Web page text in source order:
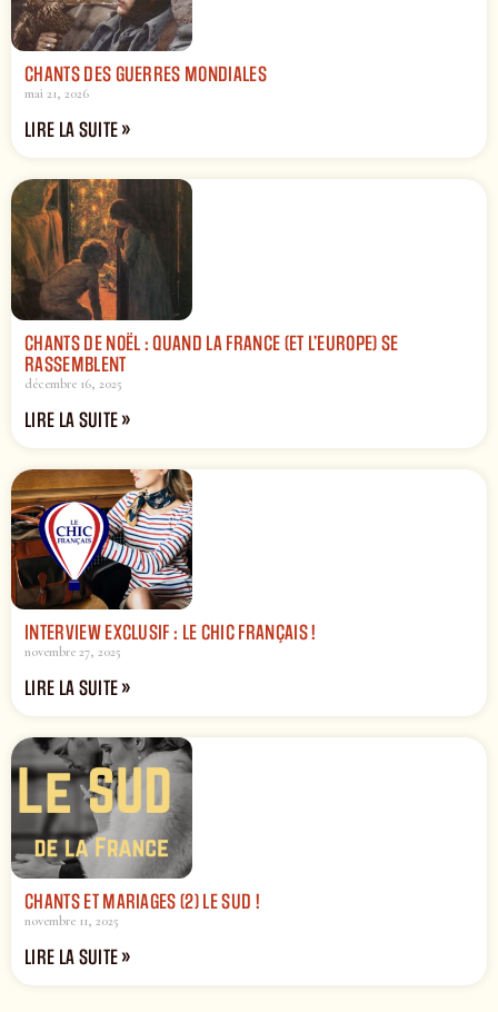
CHANTS DES GUERRES MONDIALES
mai 21, 2026
LIRE LA SUITE »
CHANTS DE NOËL : QUAND LA FRANCE (ET L’EUROPE) SE
RASSEMBLENT
décembre 16, 2025
LIRE LA SUITE »
INTERVIEW EXCLUSIF : LE CHIC FRANÇAIS !
novembre 27, 2025
LIRE LA SUITE »
CHANTS ET MARIAGES (2) LE SUD !
novembre 11, 2025
LIRE LA SUITE »